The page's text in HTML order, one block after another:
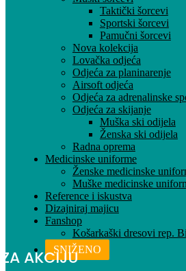
Taktički šorcevi
Sportski šorcevi
Pamučni šorcevi
Nova kolekcija
Lovačka odjeća
Odjeća za planinarenje
Airsoft odjeća
Odjeća za adrenalinske
Odjeća za skijanje
Muška ski odijela
Ženska ski odijela
Radna oprema
Medicinske uniforme
Ženske medicinske
Muške medicinske
Reference i iskustva
Dizajniraj majicu
Fanshop
Košarkaški dresovi rep.
SNIŽENO
AKCIJU